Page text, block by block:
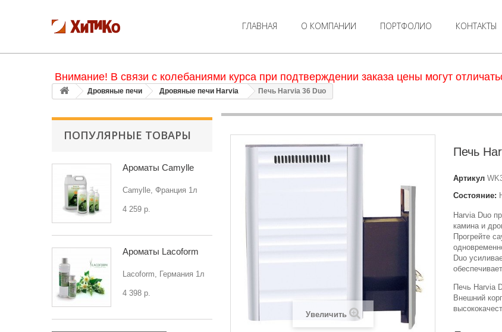
ГЛАВНАЯ О КОМПАНИИ ПОРТФОЛИО КОНТАКТЫ
Внимание! В связи с колебаниями курса при подтверждении заказа цены могут
Дровяные печи Дровяные печи Harvia Печь Harvia 36 Duo
ПОПУЛЯРНЫЕ ТОВАРЫ
Ароматы Camylle
Camylle, Франция 1л
4 259 р.
Ароматы Lacoform
Lacoform, Германия 1л
4 398 р.
Увеличить
Печь
Артикул
Состояние:
Harvia Duo
камина и
Прогрейте
Duo
Печь Harvia
Внешний